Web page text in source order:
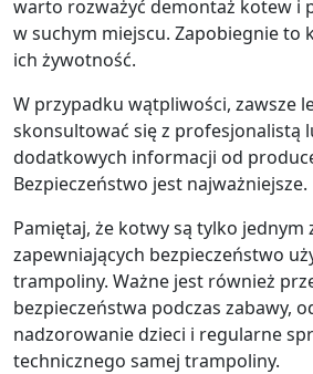
warto rozważyć demontaż kotew i
w suchym miejscu. Zapobiegnie to
ich żywotność.
W przypadku wątpliwości, zawsze
skonsultować się z profesjonalistą
dodatkowych informacji od
Bezpieczeństwo jest najważniejsze.
Pamiętaj, że kotwy są tylko jednym
zapewniających bezpieczeństwo
trampoliny. Ważne jest również
bezpieczeństwa podczas zabawy,
nadzorowanie dzieci i regularne
technicznego samej trampoliny.